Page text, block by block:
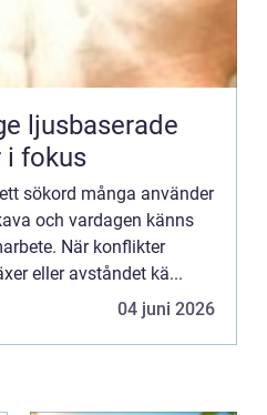
i fokus
sökord många använder
och vardagen känns
När konflikter
eller avståndet kä...
04 juni 2026